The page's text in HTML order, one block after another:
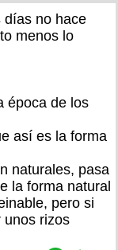
días no hace
menos lo
época de los
así es la forma
naturales, pasa
la forma natural
pero si
unos rizos